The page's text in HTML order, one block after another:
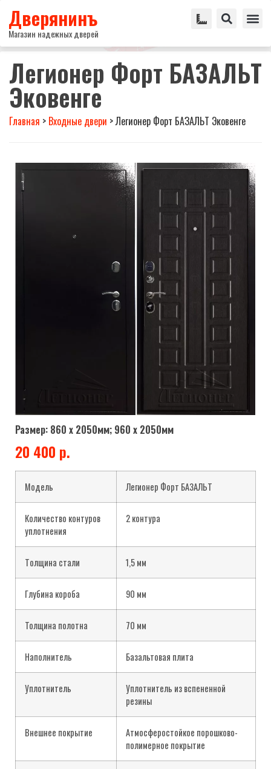
Дверянинъ
Магазин надежных дверей
Легионер Форт БАЗАЛЬТ
Эковенге
Главная > Входные двери >Легионер Форт БАЗАЛЬТ Эковенге
Размер: 860 х 2050мм; 960 х 2050мм
20 400 р.
Модель Легионер Форт БАЗАЛЬТ
Количество контуров
уплотнения
2 контура
Tолщина стали 1,5 мм
Глубина короба 90 мм
Толщина полотна 70 мм
Наполнитель Базальтовая плита
Уплотнитель
Уплотнитель из вспененной
резины
Внешнее покрытие
Атмосферостойкое порошково-
полимерное покрытие